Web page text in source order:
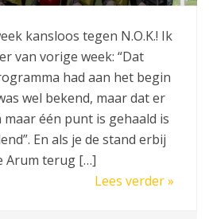
kansloos tegen N.O.K.! Ik
van vorige week: “Dat
had aan het begin
wel bekend, maar dat er
één punt is gehaald is
En als je de stand erbij
Arum terug […]
Lees verder »